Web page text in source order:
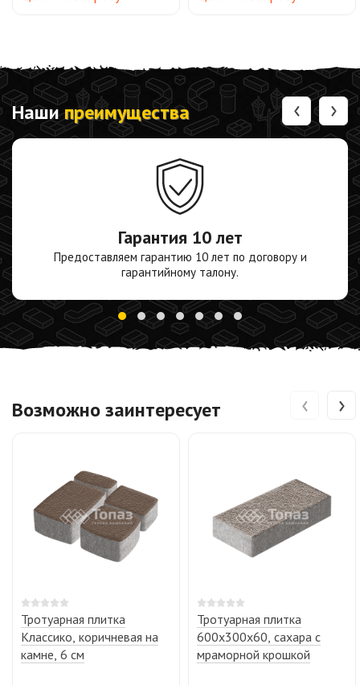
Нашипреимущества
Гарантия 10 лет
Предоставляем гарантию 10 лет по договору и
гарантийному талону.
‹ ›
Возможно заинтересует
Тротуарная плитка
Классико, коричневая на
камне, 6 см
Тротуарная плитка
600х300х60, сахара с
мраморной крошкой
‹ ›